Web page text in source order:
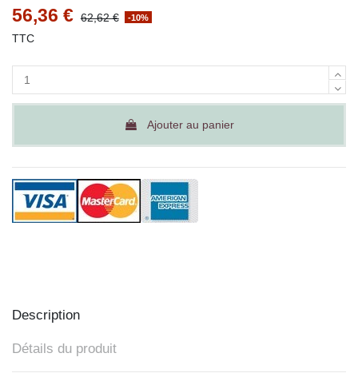
56,36 € 62,62 € -10%
TTC
Ajouter au panier
Description
Détails du produit